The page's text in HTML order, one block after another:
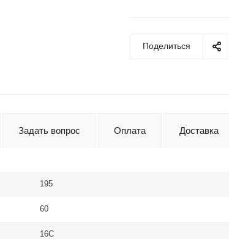
Поделиться
Задать вопрос Оплата Доставка
195
60
16C